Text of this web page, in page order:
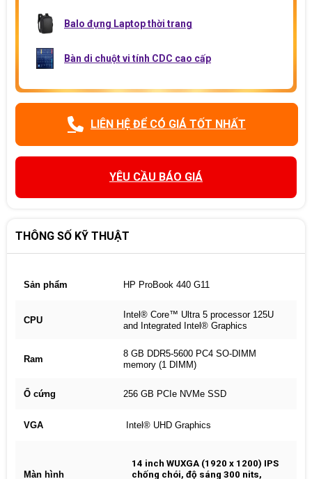
Balo đựng Laptop thời trang
Bàn di chuột vi tính CDC cao cấp
LIÊN HỆ ĐỂ CÓ GIÁ TỐT NHẤT
YÊU CẦU BÁO GIÁ
THÔNG SỐ KỸ THUẬT
Sản phẩm HP ProBook 440 G11
CPU
Intel® Core™ Ultra 5 processor 125U
and Integrated Intel® Graphics
Ram
8 GB DDR5-5600 PC4 SO-DIMM
memory (1 DIMM)
Ổ cứng 256 GB PCIe NVMe SSD
VGA Intel® UHD Graphics
Màn hình
14 inch WUXGA (1920 x 1200) IPS
chống chói, độ sáng 300 nits,